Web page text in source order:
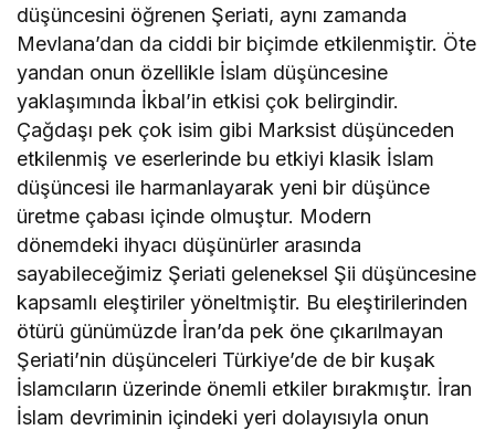
düşüncesini öğrenen Şeriati, aynı zamanda
Mevlana’dan da ciddi bir biçimde etkilenmiştir. Öte
yandan onun özellikle İslam düşüncesine
yaklaşımında İkbal’in etkisi çok belirgindir.
Çağdaşı pek çok isim gibi Marksist düşünceden
etkilenmiş ve eserlerinde bu etkiyi klasik İslam
düşüncesi ile harmanlayarak yeni bir düşünce
üretme çabası içinde olmuştur. Modern
dönemdeki ihyacı düşünürler arasında
sayabileceğimiz Şeriati geleneksel Şii düşüncesine
kapsamlı eleştiriler yöneltmiştir. Bu eleştirilerinden
ötürü günümüzde İran’da pek öne çıkarılmayan
Şeriati’nin düşünceleri Türkiye’de de bir kuşak
İslamcıların üzerinde önemli etkiler bırakmıştır. İran
İslam devriminin içindeki yeri dolayısıyla onun